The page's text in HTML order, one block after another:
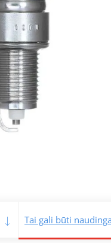
Tai gali būti naudinga